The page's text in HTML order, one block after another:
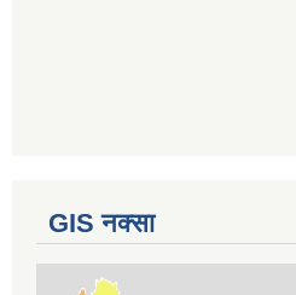
GIS नक्सा